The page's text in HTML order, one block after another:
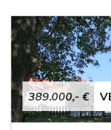
389.000,- €